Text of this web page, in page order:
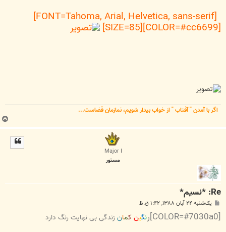
[FONT=Tahoma, Arial, Helvetica, sans-serif]
اگر با آمدن " آفتاب " از خواب بیدار شویم، نمازمان قضاست...
ب
ا
Major I
مستور
Re: *نسیم*
پ
ت
یک‌شنبه ۲۴ آبان ۱۳۸۸, ۱:۴۲ ق.ظ
نگین کمانزندگی بی نهایت رنگ دارد